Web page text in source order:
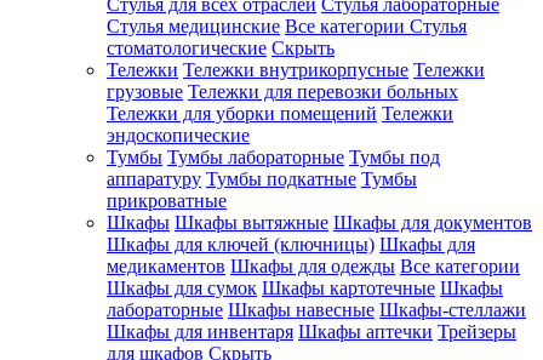
Стулья для всех отраслей Стулья лабораторные
Стулья медицинские Все категории Стулья
стоматологические Скрыть
Тележки Тележки внутрикорпусные Тележки
грузовые Тележки для перевозки больных
Тележки для уборки помещений Тележки
эндоскопические
Тумбы Тумбы лабораторные Тумбы под
аппаратуру Тумбы подкатные Тумбы
прикроватные
Шкафы Шкафы вытяжные Шкафы для документов
Шкафы для ключей (ключницы) Шкафы для
медикаментов Шкафы для одежды Все категории
Шкафы для сумок Шкафы картотечные Шкафы
лабораторные Шкафы навесные Шкафы-стеллажи
Шкафы для инвентаря Шкафы аптечки Трейзеры
для шкафов Скрыть